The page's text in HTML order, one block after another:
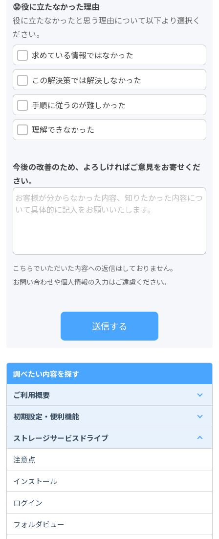
調べたい内容を探す
ご利用概要
初期設定・便利機能
ストレージサービスドライブ
注意点
インストール
ログイン
フォルダビュー
😟役に立たなかった理由
役に立たなかったと思う理由について以下より選択く
ださい。
求めている情報ではなかった
この解決策では解決しなかった
手順に従うのが難しかった
理解できなかった
今後の改善のため、よろしければご意見をお寄せくだ
さい。
こちらでいただいた内容への返信はしておりません。
お問い合わせや個人情報の入力はご遠慮ください。